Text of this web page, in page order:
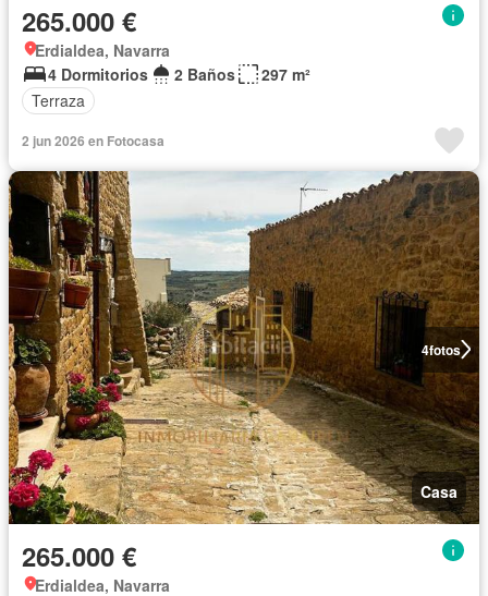
265.000 €
Erdialdea, Navarra
4 Dormitorios
2 Baños
297 m²
Terraza
2 jun 2026 en Fotocasa
4fotos
Casa
265.000 €
Erdialdea, Navarra